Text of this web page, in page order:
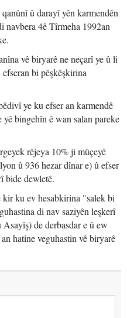
û darayî yên karmendên
navbera 4ê Tîrmeha 1992an
vê biryarê ne neçarî ye û li
bi pêşkêşkirina
ye ku efser an karmendê
bingehîn ê wan salan pareke
rêjeya 10% ji mûçeyê
û 936 hezar dînar e) û efser
bide dewletê.
kir ku ev hesabkirina "salek bi
di nav saziyên leşkerî
de derbasdar e û ew
hatine veguhastin vê biryarê